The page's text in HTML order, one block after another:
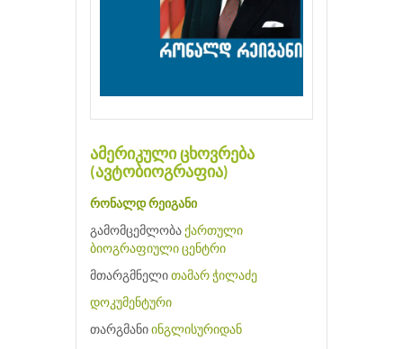
ამერიკული ცხოვრება
(ავტობიოგრაფია)
რონალდ რეიგანი
გამომცემლობა ქართული
ბიოგრაფიული ცენტრი
მთარგმნელი თამარ ჭილაძე
დოკუმენტური
თარგმანი ინგლისურიდან